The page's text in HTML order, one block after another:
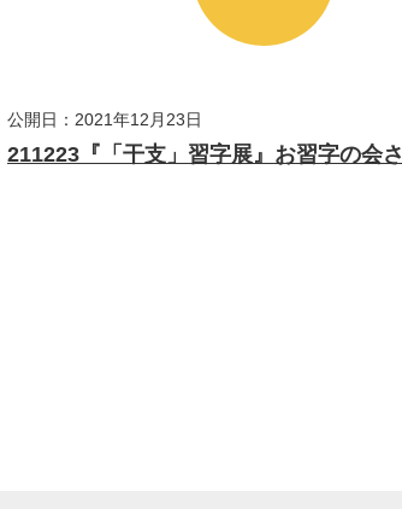
公開日：2021年12月23日
211223『「干支」習字展』お習字の会